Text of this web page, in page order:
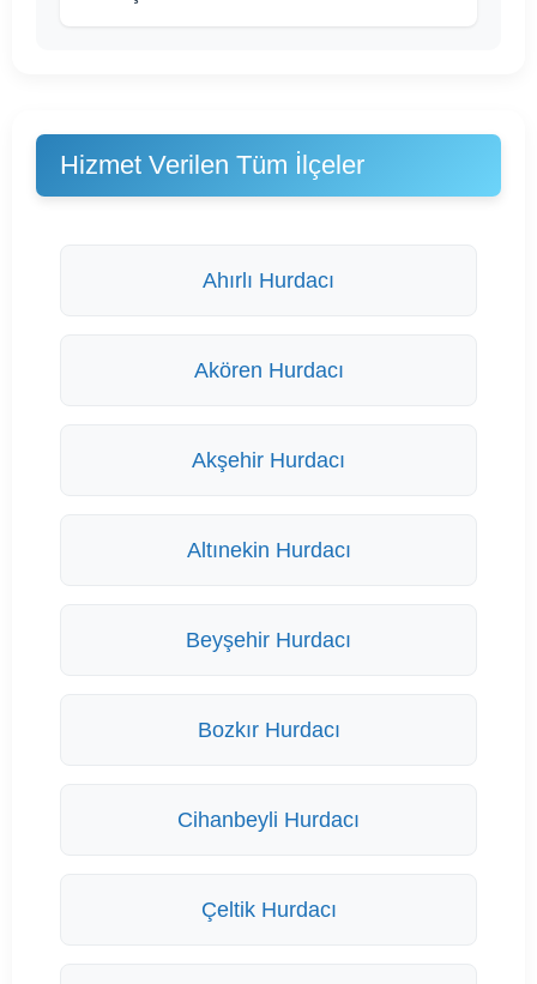
Hizmet Verilen Tüm İlçeler
Ahırlı Hurdacı
Akören Hurdacı
Akşehir Hurdacı
Altınekin Hurdacı
Beyşehir Hurdacı
Bozkır Hurdacı
Cihanbeyli Hurdacı
Çeltik Hurdacı